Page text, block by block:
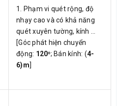
1. Phạm vi quét rộng, độ
nhạy cao và có khả năng
quét xuyên tường, kính …
[Góc phát hiện chuyển
động: 120o; Bán kính: (4-
6)m]